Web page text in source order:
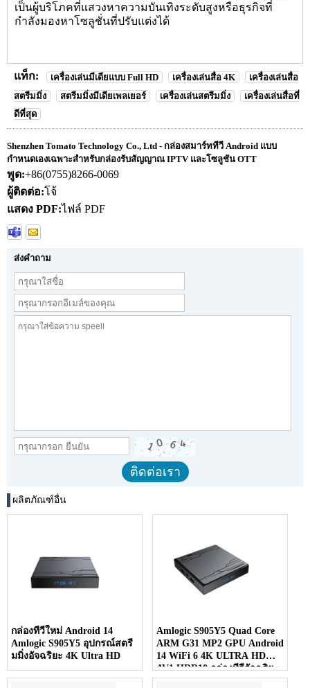
เป็นผู้บริโภคที่แสวงหาความบันเทิงระดับสูงหรือธุรกิจที่
กำลังมองหาโซลูชั่นที่ปรับแต่งได้
แท็ก: เครื่องเล่นมีเดียแบบ Full HD เครื่องเล่นสื่อ 4K
เครื่องเล่นสื่อ
สตรีมมิ่ง
สตรีมมิ่งมีเดียเพลเยอร์ เครื่องเล่นสตรีมมิ่ง
เครื่องเล่นสื่อที่
ดีที่สุด
Shenzhen Tomato Technology Co., Ltd - กล่องสมาร์ททีวี Android แบบ
กำหนดเองเฉพาะสำหรับกล่องรับสัญญาณ IPTV และโซลูชัน OTT
พูด:+86(0755)8266-0069
ผู้ติดต่อ:โจ้
แสดง PDF:ไฟล์ PDF
ส่งคำถาม
ผลิตภัณฑ์อื่น
กล่องทีวีใหม่ Android 14
Amlogic S905Y5 อุปกรณ์สตรี
มมิ่งอัจฉริยะ 4K Ultra HD
Amlogic S905Y5 Quad Core
ARM G31 MP2 GPU Android
14 WiFi 6 4K ULTRA HD
AV1 HDR10 กล่องทีวีอัจฉริยะ